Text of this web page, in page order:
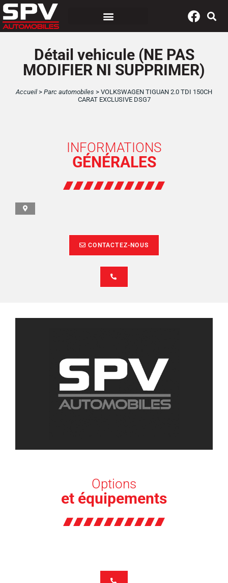
Panneau de gestion des cookies
Détail vehicule (NE PAS
MODIFIER NI SUPPRIMER)
Accueil > Parc automobiles > VOLKSWAGEN TIGUAN 2.0 TDI 150CH
CARAT EXCLUSIVE DSG7
INFORMATIONS
GÉNÉRALES
CONTACTEZ-NOUS
Options
et équipements